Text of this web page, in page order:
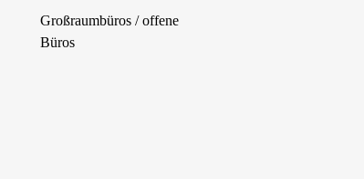
Großraumbüros / offene
Büros